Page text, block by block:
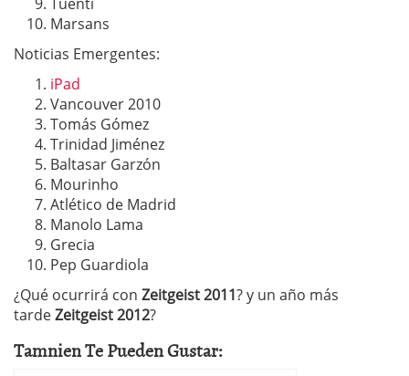
Marsans
Noticias Emergentes:
iPad
Vancouver 2010
Tomás Gómez
Trinidad Jiménez
Baltasar Garzón
Mourinho
Atlético de Madrid
Manolo Lama
Grecia
Pep Guardiola
¿Qué ocurrirá con Zeitgeist 2011? y un año más
tardeZeitgeist 2012?
Tamnien Te Pueden Gustar: